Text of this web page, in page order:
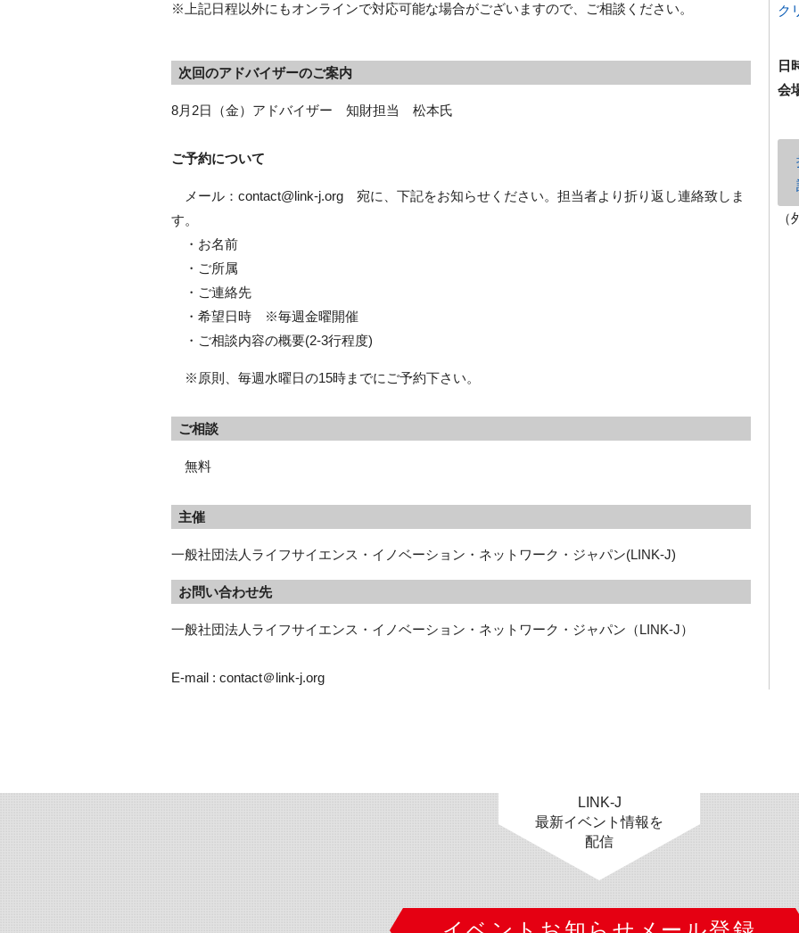
※上記日程以外にもオンラインで対応可能な場合がございますので、ご相談ください。
次回のアドバイザーのご案内
8月2日（金）アドバイザー 知財担当 松本氏
ご予約について
メール：contact@link-j.org 宛に、下記をお知らせください。担当者より折り返し連絡致しま
す。
・お名前
・ご所属
・ご連絡先
・希望日時 ※毎週金曜開催
・ご相談内容の概要(2-3行程度)
※原則、毎週水曜日の15時までにご予約下さい。
ご相談
無料
主催
一般社団法人ライフサイエンス・イノベーション・ネットワーク・ジャパン(LINK-J)
お問い合わせ先
一般社団法人ライフサイエンス・イノベーション・ネットワーク・ジャパン（LINK-J）
E-mail : contact＠link-j.org
ク
日
会
LINK-J
最新イベント情報を
配信